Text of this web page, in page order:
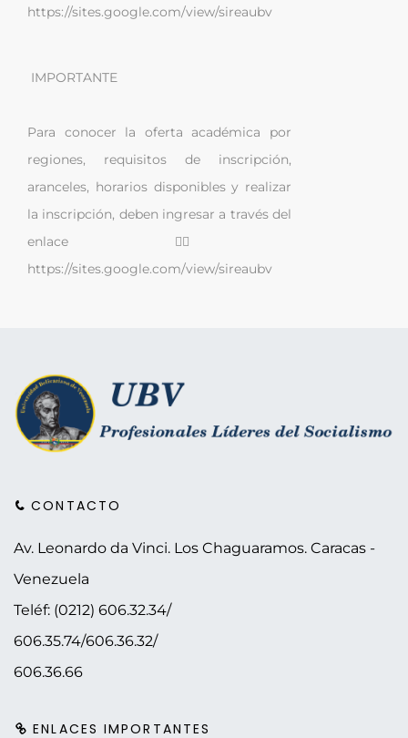
https://sites.google.com/view/sireaubv
IMPORTANTE
Para conocer la oferta académica por
regiones, requisitos de inscripción,
aranceles, horarios disponibles y realizar
la inscripción, deben ingresar a través del
enlace 👉🏽
https://sites.google.com/view/sireaubv
CONTACTO
Av. Leonardo da Vinci. Los Chaguaramos. Caracas -
Venezuela
Teléf: (0212) 606.32.34/
606.35.74/606.36.32/
606.36.66
ENLACES IMPORTANTES